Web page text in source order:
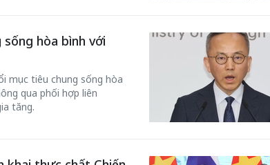
hòa bình với
mục tiêu chung sống hòa
qua phối hợp liên
tăng.